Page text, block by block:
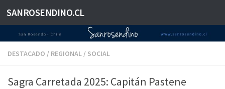
Saltar al contenido
SANROSENDINO.CL
DESTACADO / REGIONAL / SOCIAL
Sagra Carretada 2025: Capitán Pastene